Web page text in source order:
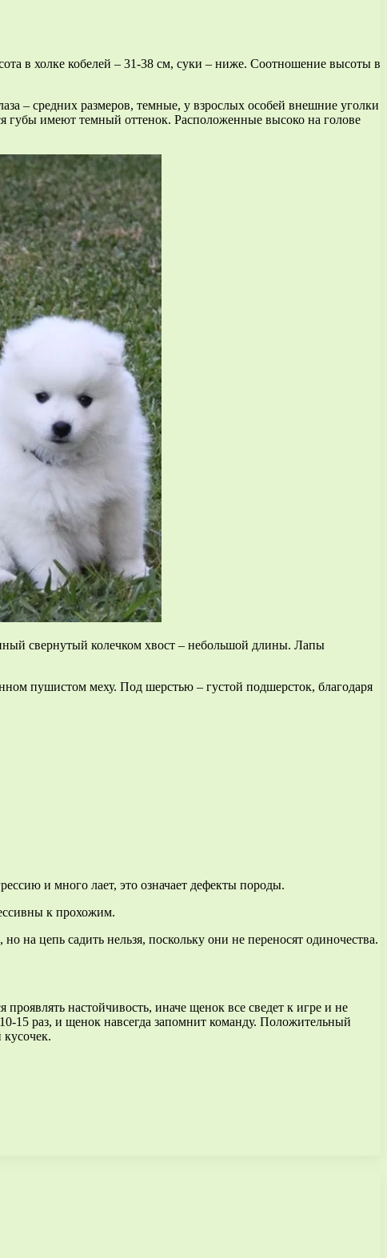
в холке кобелей – 31-38 см, суки – ниже. Соотношение высоты в
– средних размеров, темные, у взрослых особей внешние уголки
губы имеют темный оттенок. Расположенные высоко на голове
свернутый колечком хвост – небольшой длины. Лапы
пушистом меху. Под шерстью – густой подшерсток, благодаря
и много лает, это означает дефекты породы.
к прохожим.
на цепь садить нельзя, поскольку они не переносят одиночества.
настойчивость, иначе щенок все сведет к игре и не
15 раз, и щенок навсегда запомнит команду. Положительный